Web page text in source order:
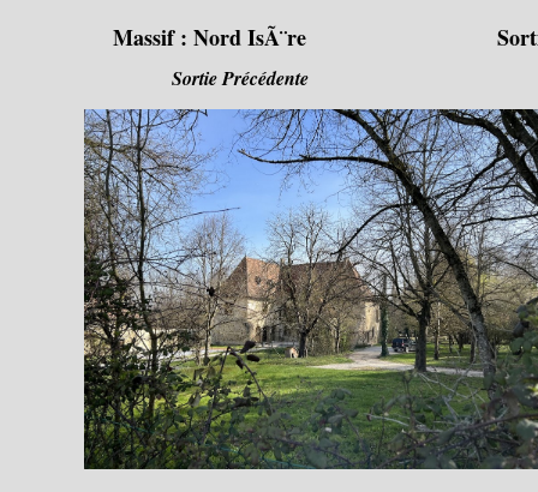
Massif :Nord IsÃ¨re
Sortie Précédente